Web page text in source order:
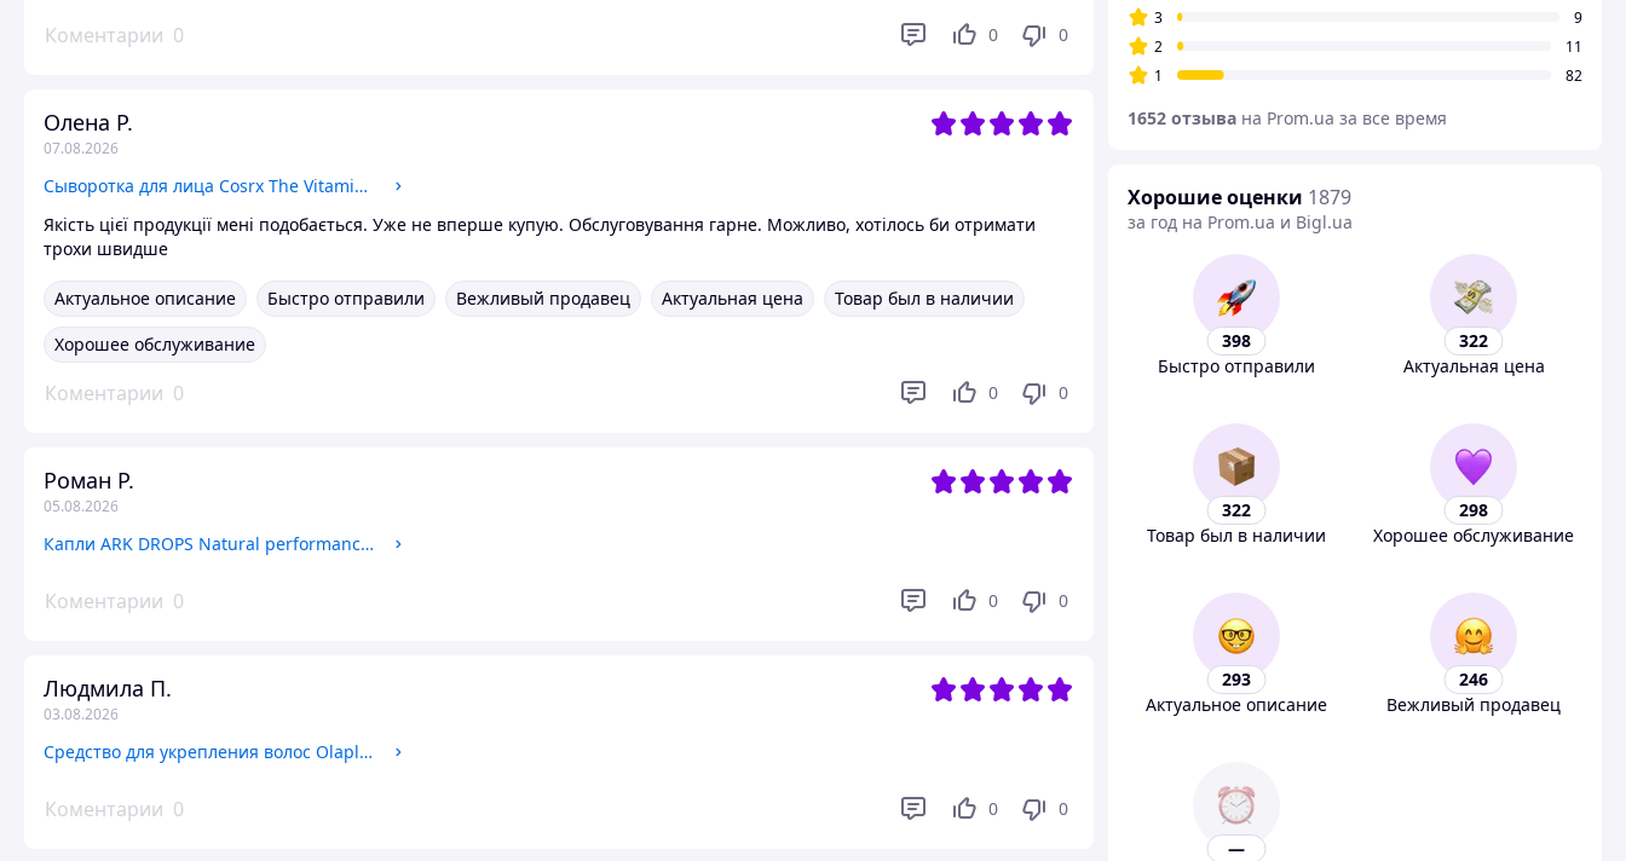
Коментарии 0 0 0
Олена Р.
07.08.2026
Cыворотка для лица Cosrx The Vitamin C 13 Serum, 20 мл
Якість цієї продукції мені подобається. Уже не вперше купую. Обслуговування гарне. Можливо, хотілось би отримати
трохи швидше
Актуальное описание Быстро отправили Вежливый продавец Актуальная цена
Товар был в наличии
Хорошее обслуживание
Коментарии 0 0 0
Роман Р.
05.08.2026
Капли ARK DROPS Natural performance booster 30 мл
Коментарии 0 0 0
Людмила П.
03.08.2026
Cредство для укрепления волос Olaplex №0 Intensive Bond Building Hair Treatment 155 мл
Коментарии 0 0 0
3
9
2
11
1
82
1652 отзыва на Prom.ua за все время
Хорошие оценки 1879
за год на Prom.ua и Bigl.ua
398
Быстро отправили
322
Актуальная цена
322
Товар был в наличии
298
Хорошее обслуживание
293
Актуальное описание
246
Вежливый продавец
—